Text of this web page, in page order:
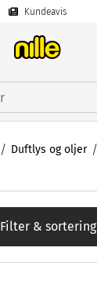
Kundeavis
Duftlys og oljer
Filter & sortering